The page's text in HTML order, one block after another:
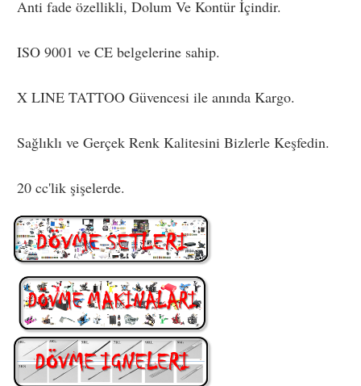
Anti fade özellikli, Dolum Ve Kontür İçindir.
ISO 9001 ve CE belgelerine sahip.
X LINE TATTOO Güvencesi ile anında Kargo.
Sağlıklı ve Gerçek Renk Kalitesini Bizlerle Keşfedin.
20 cc'lik şişelerde.